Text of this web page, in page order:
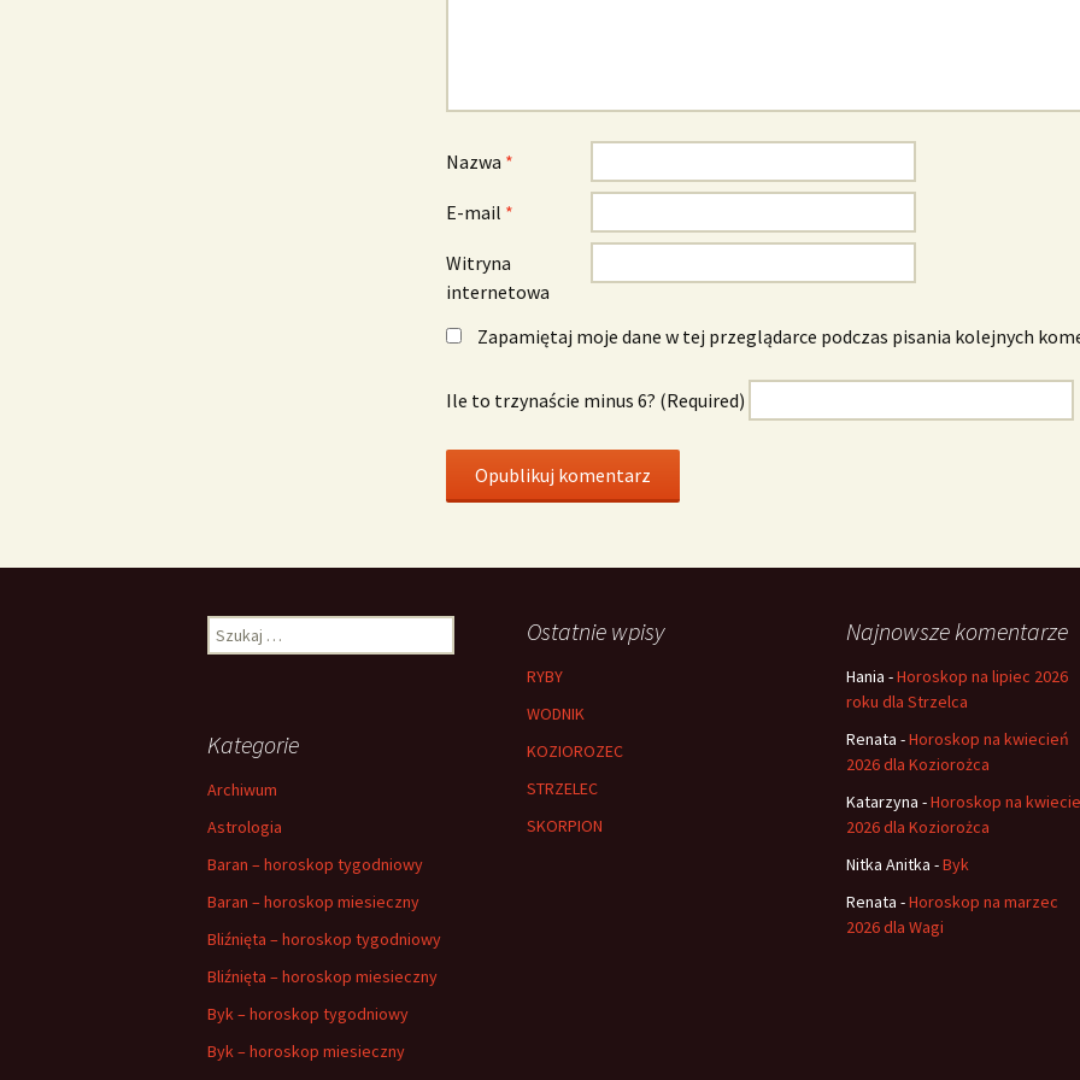
Nazwa *
E-mail *
Witryna
internetowa
Zapamiętaj moje dane w tej przeglądarce podczas pisania kolejnych
Ile to trzynaście minus 6? (Required)
Szukaj: Ostatnie wpisy
RYBY
WODNIK
KOZIOROZEC
STRZELEC
SKORPION
Najnowsze komentarze
Hania -Horoskop na lipiec 2026
roku dla Strzelca
Renata -Horoskop na kwiecień
2026 dla Koziorożca
Katarzyna -Horoskop na
2026 dla Koziorożca
Nitka Anitka -Byk
Renata -Horoskop na marzec
2026 dla Wagi
Kategorie
Archiwum
Astrologia
Baran – horoskop tygodniowy
Baran – horoskop miesieczny
Bliźnięta – horoskop tygodniowy
Bliźnięta – horoskop miesieczny
Byk – horoskop tygodniowy
Byk – horoskop miesieczny